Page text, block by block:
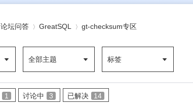
论坛问答
›
GreatSQL
›
gt-checksum专区
全部主题 标签
1 讨论中 3 已解决 14